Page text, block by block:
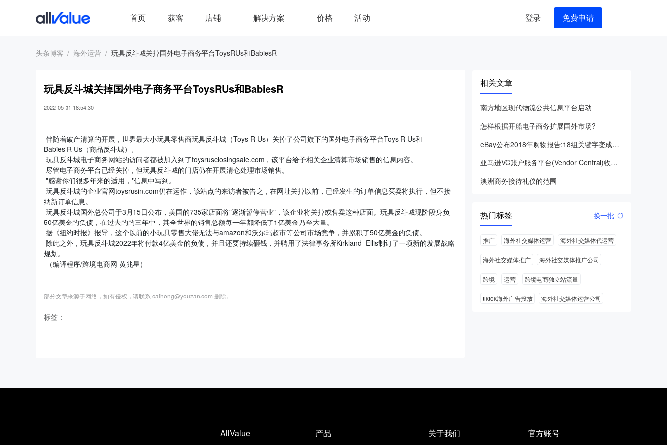
首页 获客 店铺 解决方案 价格 活动 登录 免费申请
头条博客 海外运营 玩具反斗城关掉国外电子商务平台ToysRUs和BabiesR
玩具反斗城关掉国外电子商务平台ToysRUs和BabiesR
2022-05-31 18:54:30
伴随着破产清算的开展，世界最大小玩具零售商玩具反斗城（Toys R Us）关掉了公司旗下的国外电子商务平台Toys R Us和
Babies R Us（商品反斗城）。
玩具反斗城电子商务网站的访问者都被加入到了toysrusclosingsale.com，该平台给予相关企业清算市场销售的信息内容。
尽管电子商务平台已经关掉，但玩具反斗城的门店仍在开展清仓处理市场销售。
"感谢你们很多年来的适用，"信息中写到。
玩具反斗城的企业官网toysrusin.com仍在运作，该站点的来访者被告之，在网址关掉以前，已经发生的订单信息买卖将执行，但不接
纳新订单信息。
玩具反斗城国外总公司于3月15日公布，美国的735家店面将"逐渐暂停营业"，该企业将关掉或售卖这种店面。玩具反斗城现阶段身负
50亿美金的负债，在过去的的三年中，其全世界的销售总额每一年都降低了1亿美金乃至大量。
据《纽约时报》报导，这个以前的小玩具零售大佬无法与amazon和沃尔玛超市等公司市场竞争，并累积了50亿美金的负债。
除此之外，玩具反斗城2022年将付款4亿美金的负债，并且还要持续砸钱，并聘用了法律事务所Kirkland Ellis制订了一项新的发展战略
规划。
（编译程序/跨境电商网 黄兆星）
部分文章来源于网络，如有侵权，请联系 caihong@youzan.com 删除。
标签：
相关文章
南方地区现代物流公共信息平台启动
怎样根据开船电子商务扩展国外市场?
eBay公布2018年购物报告:18组关键字变成国外销售市场
亚马逊VC账户服务平台(Vendor Central)收费详
澳洲商务接待礼仪的范围
热门标签 换一批
推广 海外社交媒体运营 海外社交媒体代运营
海外社交媒体推广 海外社交媒体推广公司
跨境 运营 跨境电商独立站流量
tiktok海外广告投放 海外社交媒体运营公司
AllValue 产品 关于我们 官方账号